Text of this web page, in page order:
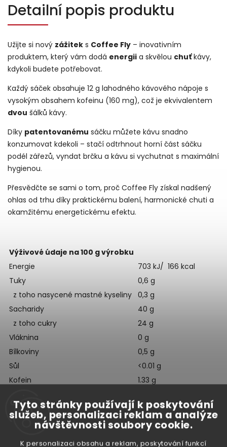
Tyto stránky používají k poskytování
služeb, personalizaci reklam a analýze
návštěvnosti soubory cookie.
K personalizaci obsahu a reklam, poskytování funkcí
Detailní popis produktu
Užijte si nový zážitek s Coffee Fly – inovativním
produktem, který vám dodá energii a skvělou chuťkávy,
kdykoli budete potřebovat.
Každý sáček obsahuje 12 g lahodného kávového nápoje s
vysokým obsahem kofeinu (160 mg), což je ekvivalentem
dvou šálků kávy.
Díky patentovanému sáčku můžete kávu snadno
konzumovat kdekoli – stačí odtrhnout horní část sáčku
podél zářezů, vyndat brčku a kávu si vychutnat s maximální
hygienou.
Přesvědčte se sami o tom, proč Coffee Fly získal nadšený
ohlas od trhu díky praktickému balení, harmonické chuti a
okamžitému energetickému efektu.
Výživové údaje na 100 g výrobku
Energie
703 kJ/ 166 kcal
Tuky
0,6 g
z toho nasycené mastné kyseliny 0,3 g
Sacharidy
40 g
z toho cukry
24 g
Vláknina
0 g
Bílkoviny
0,5 g
Sůl
<0.01 g
Kofein
1.33 g
Složení:Voda, sacharóza, glukózový sirup, maltodextrin,
modifikovaný škrob, kávový koncentrát, bezvodý kofein,
konzervační látky: sorban draselný, benzoan sodný,